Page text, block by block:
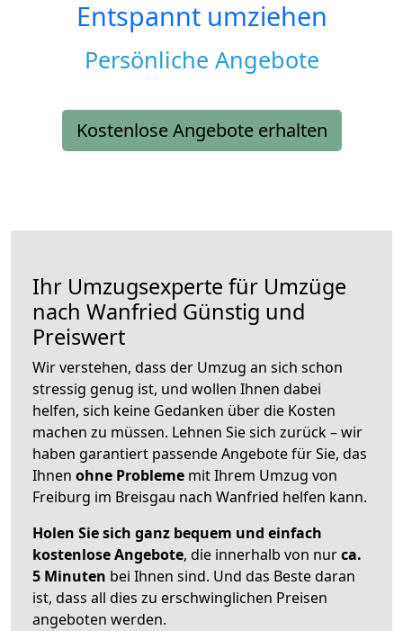
Entspannt umziehen
Persönliche Angebote
Kostenlose Angebote erhalten
Ihr Umzugsexperte für Umzüge
nach Wanfried Günstig und
Preiswert
Wir verstehen, dass der Umzug an sich schon
stressig genug ist, und wollen Ihnen dabei
helfen, sich keine Gedanken über die Kosten
machen zu müssen. Lehnen Sie sich zurück – wir
haben garantiert passende Angebote für Sie, das
Ihnen ohne Probleme mit Ihrem Umzug von
Freiburg im Breisgau nach Wanfried helfen kann.
Holen Sie sich ganz bequem und einfach
kostenlose Angebote, die innerhalb von nurca.
5 Minuten bei Ihnen sind. Und das Beste daran
ist, dass all dies zu erschwinglichen Preisen
angeboten werden.